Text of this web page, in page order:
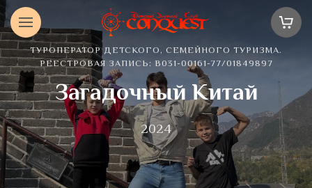
ТУРОПЕРАТОР ДЕТСКОГО, СЕМЕЙНОГО ТУРИЗМА.
РЕЕСТРОВАЯ ЗАПИСЬ: В031-00161-77/01849897
Загадочный Китай
2024